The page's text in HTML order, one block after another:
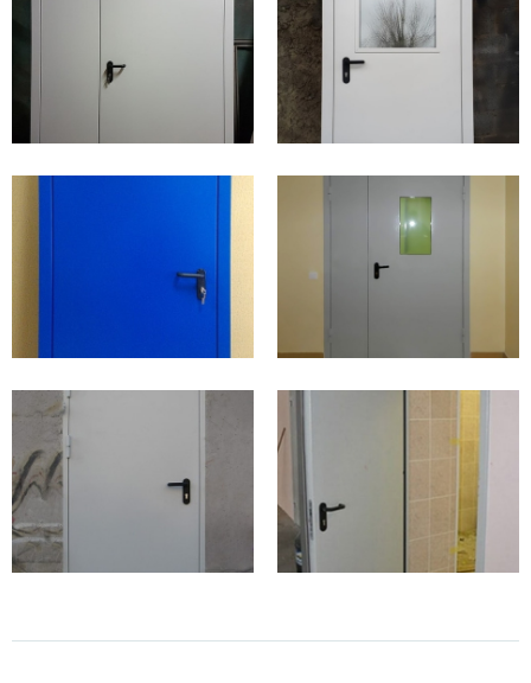
техническими свойствами и стильным дизайном, который
придаст помещению оригинальный облик.
При покупке большой партии товара мы предлагаем более
выгодные условия оплаты. Регулярное отслеживание
рыночных тенденций позволяет нашей компании постоянно
усовершенствовать производственный процесс, внедряя
В наличии конструкции с вентиляционной
решеткой и вставками из огнестойкого стекла.
Каждый входной блок, выполненный на заказ,
Особенности конструкции и отделки
Несмотря на то, что противопожарная дверь является изделием
специального назначения, она не должна при этом нарушать
гармонию интерьера. Конструкция изготавливается с
использованием всевозможных огнеупорных материалов, а
дополнительная фурнитура отлично сочетается с оформлением
самого полотна.